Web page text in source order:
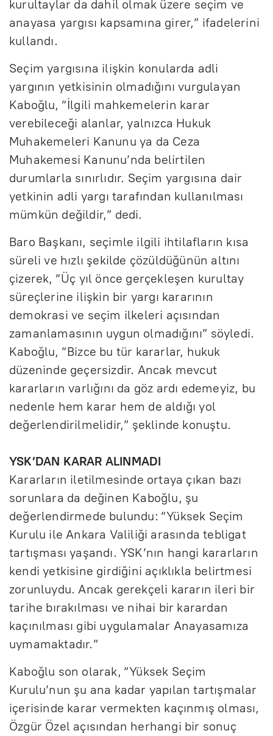
kurultaylar da dahil olmak üzere seçim ve
anayasa yargısı kapsamına girer,” ifadelerini
kullandı.
Seçim yargısına ilişkin konularda adli
yargının yetkisinin olmadığını vurgulayan
Kaboğlu, “İlgili mahkemelerin karar
verebileceği alanlar, yalnızca Hukuk
Muhakemeleri Kanunu ya da Ceza
Muhakemesi Kanunu’nda belirtilen
durumlarla sınırlıdır. Seçim yargısına dair
yetkinin adli yargı tarafından kullanılması
mümkün değildir,” dedi.
Baro Başkanı, seçimle ilgili ihtilafların kısa
süreli ve hızlı şekilde çözüldüğünün altını
çizerek, “Üç yıl önce gerçekleşen kurultay
süreçlerine ilişkin bir yargı kararının
demokrasi ve seçim ilkeleri açısından
zamanlamasının uygun olmadığını” söyledi.
Kaboğlu, “Bizce bu tür kararlar, hukuk
düzeninde geçersizdir. Ancak mevcut
kararların varlığını da göz ardı edemeyiz, bu
nedenle hem karar hem de aldığı yol
değerlendirilmelidir,” şeklinde konuştu.
YSK’DAN KARAR ALINMADI
Kararların iletilmesinde ortaya çıkan bazı
sorunlara da değinen Kaboğlu, şu
değerlendirmede bulundu: “Yüksek Seçim
Kurulu ile Ankara Valiliği arasında tebligat
tartışması yaşandı. YSK’nın hangi kararların
kendi yetkisine girdiğini açıklıkla belirtmesi
zorunluydu. Ancak gerekçeli kararın ileri bir
tarihe bırakılması ve nihai bir karardan
kaçınılması gibi uygulamalar Anayasamıza
uymamaktadır.”
Kaboğlu son olarak, “Yüksek Seçim
Kurulu’nun şu ana kadar yapılan tartışmalar
içerisinde karar vermekten kaçınmış olması,
Özgür Özel açısından herhangi bir sonuç